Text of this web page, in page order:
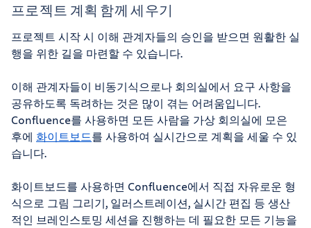
프로젝트 계획 함께 세우기
프로젝트 시작 시 이해 관계자들의 승인을 받으면 원활한 실
행을 위한 길을 마련할 수 있습니다.
이해 관계자들이 비동기식으로나 회의실에서 요구 사항을
공유하도록 독려하는 것은 많이 겪는 어려움입니다.
Confluence를 사용하면 모든 사람을 가상 회의실에 모은
후에 화이트보드를 사용하여 실시간으로 계획을 세울 수 있
습니다.
화이트보드를 사용하면 Confluence에서 직접 자유로운 형
식으로 그림 그리기, 일러스트레이션, 실시간 편집 등 생산
적인 브레인스토밍 세션을 진행하는 데 필요한 모든 기능을